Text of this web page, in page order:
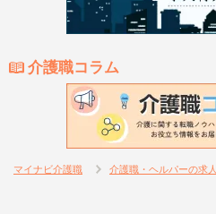
介護職コラム
マイナビ介護職 介護職・ヘルパーの求人